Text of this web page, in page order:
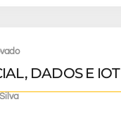
DADOS E IOT